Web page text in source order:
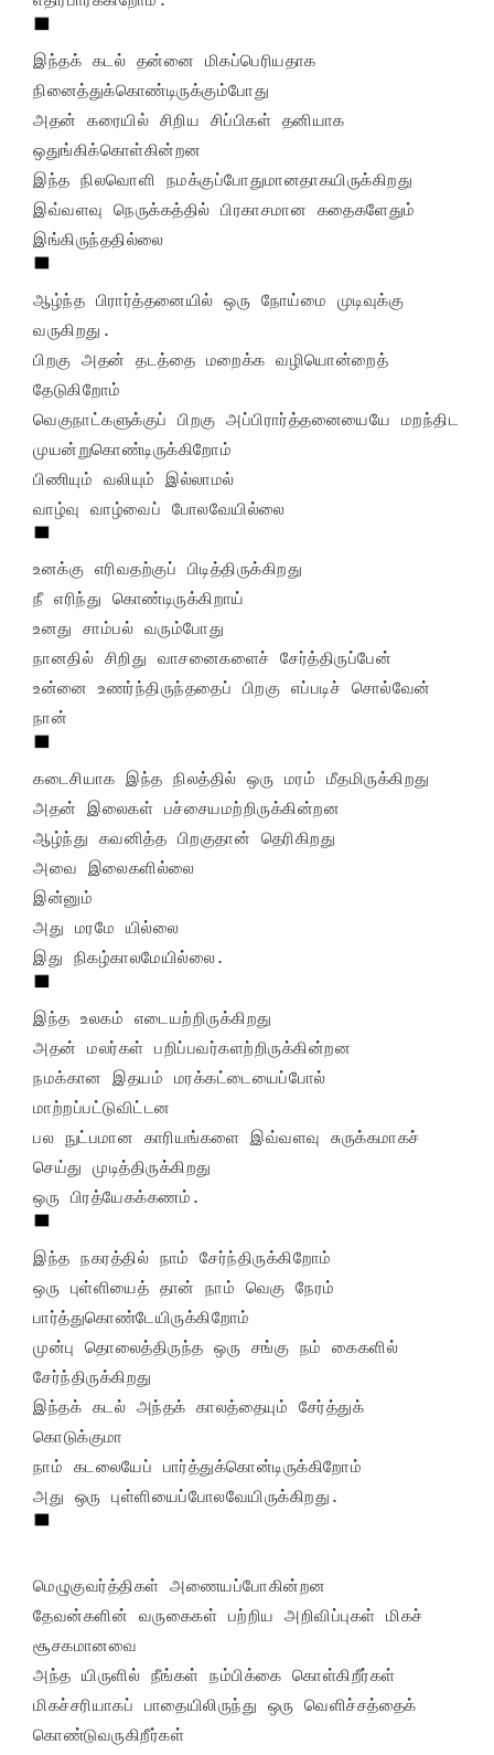
இந்தக் கடல் தன்னை மிகப்பெரியதாக
நினைத்துக்கொண்டிருக்கும்போது
அதன் கரையில் சிறிய சிப்பிகள் தனியாக
ஒதுங்கிக்கொள்கின்றன
இந்த நிலவொளி நமக்குப்போதுமானதாகயிருக்கிறது
இவ்வளவு நெருக்கத்தில் பிரகாசமான கதைகளேதும்
ஆழ்ந்த பிரார்த்தனையில் ஒரு நோய்மை முடிவுக்கு
வருகிறது.
பிறகு அதன் தடத்தை மறைக்க வழியொன்றைத்
தேடுகிறோம்
வெகுநாட்களுக்குப் பிறகு அப்பிரார்த்தனையையே மறந்திட
முயன்றுகொண்டிருக்கிறோம்
பிணியும் வலியும் இல்லாமல்
உனக்கு எரிவதற்குப் பிடித்திருக்கிறது
நீ எரிந்து கொண்டிருக்கிறாய்
உனது சாம்பல் வரும்போது
நானதில் சிறிது வாசனைகளைச் சேர்த்திருப்பேன்
உன்னை உணர்ந்திருந்ததைப் பிறகு எப்படிச் சொல்வேன்
கடைசியாக இந்த நிலத்தில் ஒரு மரம் மீதமிருக்கிறது
அதன் இலைகள் பச்சையமற்றிருக்கின்றன
ஆழ்ந்து கவனித்த பிறகுதான் தெரிகிறது
அவை இலைகளில்லை
இன்னும்
அது மரமே யில்லை
இந்த உலகம் எடையற்றிருக்கிறது
அதன் மலர்கள் பறிப்பவர்களற்றிருக்கின்றன
நமக்கான இதயம் மரக்கட்டையைப்போல்
மாற்றப்பட்டுவிட்டன
பல நுட்பமான காரியங்களை இவ்வளவு சுருக்கமாகச்
செய்து முடித்திருக்கிறது
இந்த நகரத்தில் நாம் சேர்ந்திருக்கிறோம்
ஒரு புள்ளியைத் தான் நாம் வெகு நேரம்
பார்த்துகொண்டேயிருக்கிறோம்
முன்பு தொலைத்திருந்த ஒரு சங்கு நம் கைகளில்
சேர்ந்திருக்கிறது
இந்தக் கடல் அந்தக் காலத்தையும் சேர்த்துக்
கொடுக்குமா
நாம் கடலையேப் பார்த்துக்கொன்டிருக்கிறோம்
மெழுகுவர்த்திகள் அணையப்போகின்றன
தேவன்களின் வருகைகள் பற்றிய அறிவிப்புகள் மிகச்
சூசகமானவை
அந்த யிருளில் நீங்கள் நம்பிக்கை கொள்கிறீர்கள்
மிகச்சரியாகப் பாதையிலிருந்து ஒரு வெளிச்சத்தைக்
கொண்டுவருகிறீர்கள்